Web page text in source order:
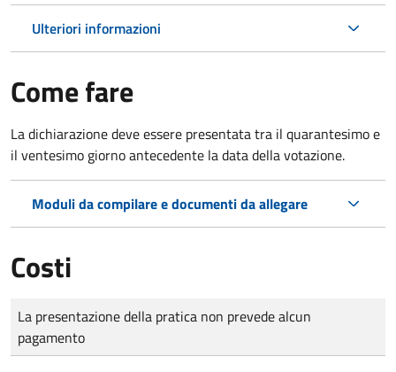
Ulteriori informazioni
Come fare
La dichiarazione deve essere presentata tra il quarantesimo e
il ventesimo giorno antecedente la data della votazione.
Moduli da compilare e documenti da allegare
Costi
Tipo di pagamento
Importo
La presentazione della pratica non prevede alcun
pagamento